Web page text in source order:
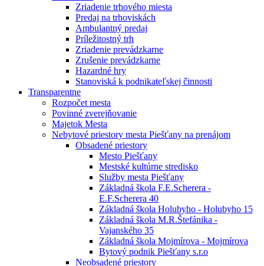
Zriadenie trhového miesta
Predaj na trhoviskách
Ambulantný predaj
Príležitostný trh
Zriadenie prevádzkarne
Zrušenie prevádzkarne
Hazardné hry
Stanoviská k podnikateľskej činnosti
Transparentne
Rozpočet mesta
Povinné zverejňovanie
Majetok Mesta
Nebytové priestory mesta Piešťany na prenájom
Obsadené priestory
Mesto Piešťany
Mestské kultúrne stredisko
Služby mesta Piešťany
Základná škola F.E.Scherera -
E.F.Scherera 40
Základná škola Holubyho - Holubyho 15
Základná škola M.R.Štefánika -
Vajanského 35
Základná škola Mojmírova - Mojmírova
Bytový podnik Piešťany s.r.o
Neobsadené priestory